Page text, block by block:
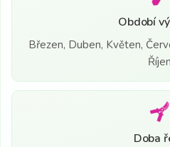
Období
Březen, Duben, Květen,
Říjen
Doba